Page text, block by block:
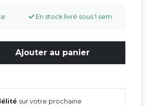
En stock livré sous 1 sem
Ajouter au panier
sur votre prochaine